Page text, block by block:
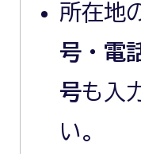
所在地
号・電
号も入
い。